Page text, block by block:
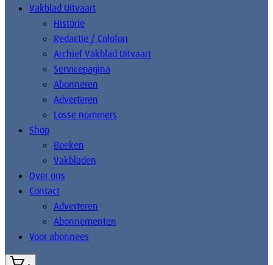
Vakblad Uitvaart
Historie
Redactie / Colofon
Archief Vakblad Uitvaart
Servicepagina
Abonneren
Adverteren
Losse nummers
Shop
Boeken
Vakbladen
Over ons
Contact
Adverteren
Abonnementen
Voor abonnees